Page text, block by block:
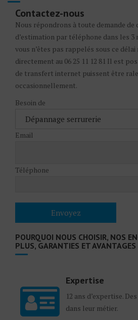
Contactez-nous
Nous répondrons à toute demande de
d’estimation par téléphone dans les 3
vous n’êtes pas rappelés sous ce
directement au 06 25 11 12 81 Il est
de transfert internet puissent être
occasionnellement.
Besoin de
Email
Téléphone
POURQUOI NOUS CHOISIR, NOS
PLUS, GARANTIES ET AVANTAGES
Expertise
12 ans d’expertise.
dans leur métier.